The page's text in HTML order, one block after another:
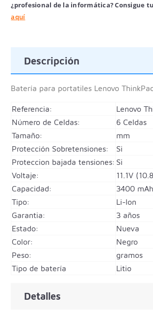
¿profesional de la informática? Consigue
aquí
Descripción
Batería para portatiles Lenovo
Referencia:
Lenovo
Número de Celdas:
6 Celdas
Tamaño:
mm
Protección Sobretensiones:
Si
Proteccion bajada tensiones: Si
Voltaje:
11.1V
Capacidad:
3400 mAh
Tipo:
Li-Ion
Garantia:
3 años
Estado:
Nueva
Color:
Negro
Peso:
gramos
Tipo de batería
Litio
Detalles